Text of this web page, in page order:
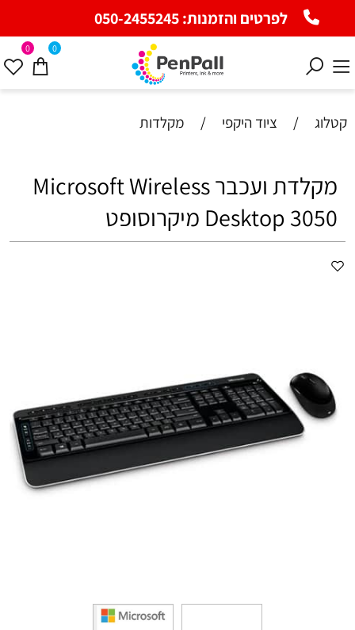
לפרטים והזמנות:050-2455245
0 0
קטלוג / ציוד היקפי / מקלדות
‏מקלדת ועכבר Microsoft Wireless
Desktop 3050 מיקרוסופט